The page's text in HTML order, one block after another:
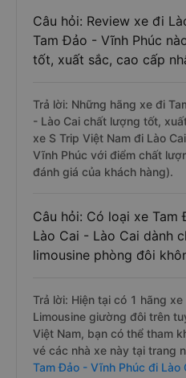
Câu hỏi: Review xe đi
Tam Đảo - Vĩnh Phúc
tốt, xuất sắc, cao cấp
Trả lời: Những hãng xe đi
- Lào Cai chất lượng tốt,
xe S Trip Việt Nam đi Lào
Vĩnh Phúc với điểm chất
đánh giá của khách hàng).
Câu hỏi: Có loại xe Tam
Lào Cai - Lào Cai dành
limousine phòng đôi
Trả lời: Hiện tại có 1 hãng
Limousine giường đôi trên
Việt Nam, bạn có thể tham
vé các nhà xe này tại trang
Tam Đảo - Vĩnh Phúc đi Lào